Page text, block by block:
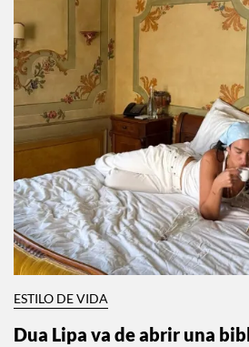
ESTILO DE VIDA
Dua Lipa va de abrir una